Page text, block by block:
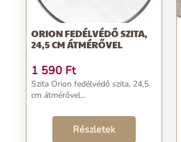
ORION FEDÉLVÉDŐ SZITA,
24,5 CM ÁTMÉRŐVEL
1 590 Ft
Szita Orion fedélvédő szita, 24,5
cm átmérővel...
Részletek